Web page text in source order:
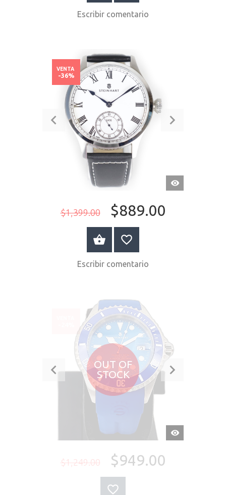
Escribir comentario
VISTA
RÁPIDA
$1,399.00 $889.00
VENTA
-36%
COMPRAR AHORA
Escribir comentario
OUT OF
STOCK
VISTA
RÁPIDA
$1,249.00 $949.00